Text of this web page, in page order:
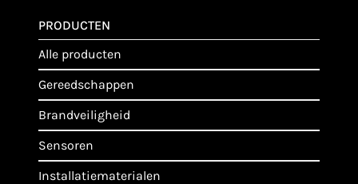
PRODUCTEN
alle producten
gereedschappen
brandveiligheid
sensoren
installatiematerialen